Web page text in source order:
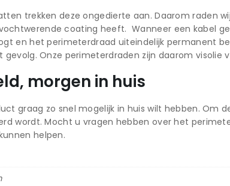
trekken deze ongedierte aan. Daarom raden
coating heeft. Wanneer een kabel
en het perimeterdraad uiteindelijk permanent
Onze perimeterdraden zijn daarom visolie
morgen in huis
graag zo snel mogelijk in huis wilt hebben.
wordt. Mocht u vragen hebben over het
helpen.